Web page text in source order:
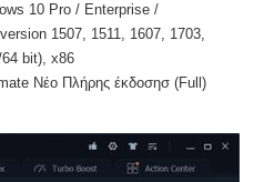
10 Pro / Enterprise /
1507, 1511, 1607, 1703,
bit), x86
Νέο Πλήρης έκδοσησ (Full)